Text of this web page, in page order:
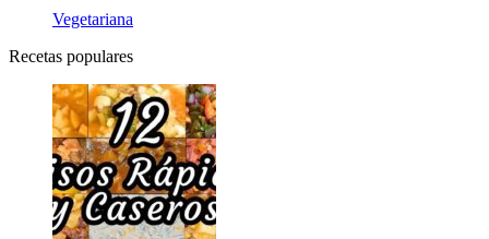
Vegetariana
Recetas populares